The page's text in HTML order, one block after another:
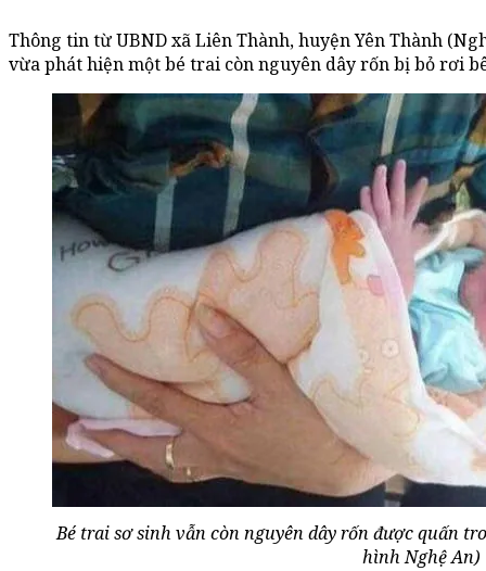
Thông tin từ UBND xã Liên Thành, huyện Yên Thành
vừa phát hiện một bé trai còn nguyên dây rốn bị bỏ rơi
Bé trai sơ sinh vẫn còn nguyên dây rốn được quấn
hình Nghệ An)